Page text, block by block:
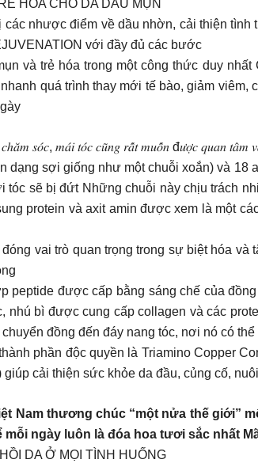
HÓA CHO DA DẦU MỤN
các nhược điểm về dầu nhờn, cải thiện
với đầy đủ các bước
và trẻ hóa trong một công thức duy
quá trình thay mới tế bào, giảm
𝑠𝑜́𝑐, 𝑚𝑎́𝑖 𝑡𝑜́𝑐 𝑐𝑢̃𝑛𝑔 𝑟𝑎̂́𝑡 𝑚𝑢𝑜̂́𝑛 đ𝑢̛𝑜̛̣𝑐 𝑞𝑢𝑎𝑛 𝑡𝑎̂𝑚
dạng sợi giống như một chuỗi xoắn) và
tóc sẽ bị đứt Những chuỗi này chịu trách
protein và axit amin được xem là một
vai trò quan trọng trong sự biệt hóa
peptide được cấp bằng sáng chế của
nhú bì được cung cấp collagen và các
đồng đến đáy nang tóc, nơi nó có
phần độc quyền là Triamino Copper
cải thiện sức khỏe da đầu, củng cố,
Nam thương chúc “một nửa thế
ngày luôn là đóa hoa tươi sắc nhất
DA Ở MỌI TÌNH HUỐNG